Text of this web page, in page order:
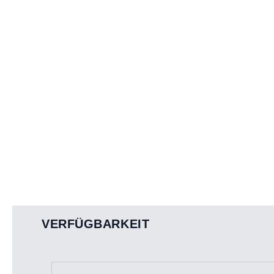
VERFÜGBARKEIT